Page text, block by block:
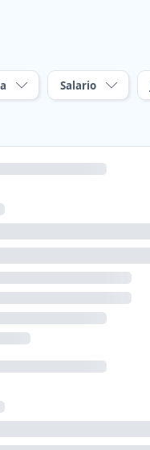
Salario